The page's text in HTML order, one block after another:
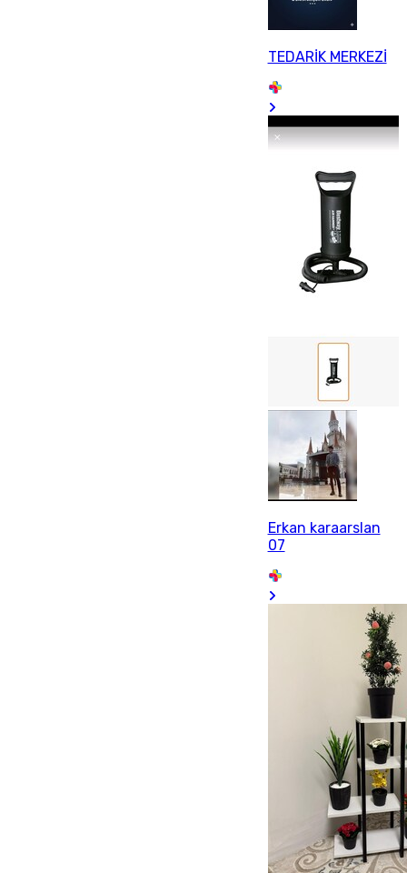
TEDARİK MERKEZİ
Erkan karaarslan
07